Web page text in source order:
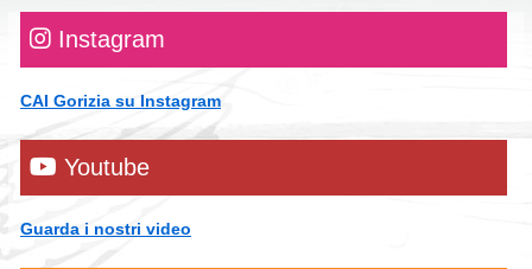
Instagram
CAI Gorizia su Instagram
Youtube
Guarda i nostri video